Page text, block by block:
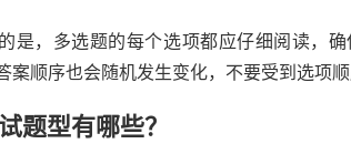
是，多选题的每个选项都应仔细阅读，
案顺序也会随机发生变化，不要受到选项
题型有哪些？